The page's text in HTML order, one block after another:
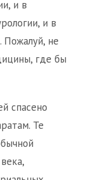
и в
и в
Пожалуй, не
где бы
спасено
Те